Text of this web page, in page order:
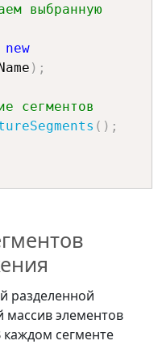
выбранную
new
) ;
сегментов
( ) ;
разделенной
массив элементов
каждом сегменте